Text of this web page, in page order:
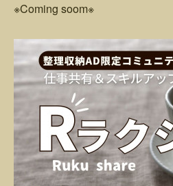
※Coming soom※